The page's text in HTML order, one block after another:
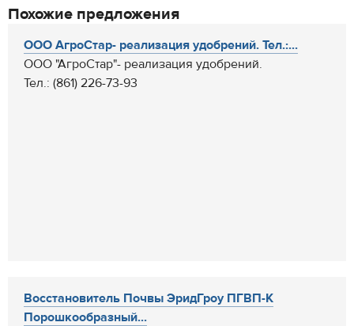
Похожие предложения
ООО АгроСтар- реализация удобрений. Тел.:...
ООО "АгроСтар"- реализация удобрений.
Тел.: (861) 226-73-93
Восстановитель Почвы ЭридГроу ПГВП-К
Порошкообразный...